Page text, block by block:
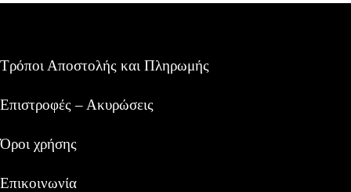
Τρόποι Αποστολής και Πληρωμής
Επιστροφές – Ακυρώσεις
Όροι χρήσης
Επικοινωνία